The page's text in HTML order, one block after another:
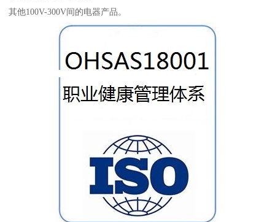
其他100V-300V间的电器产品。